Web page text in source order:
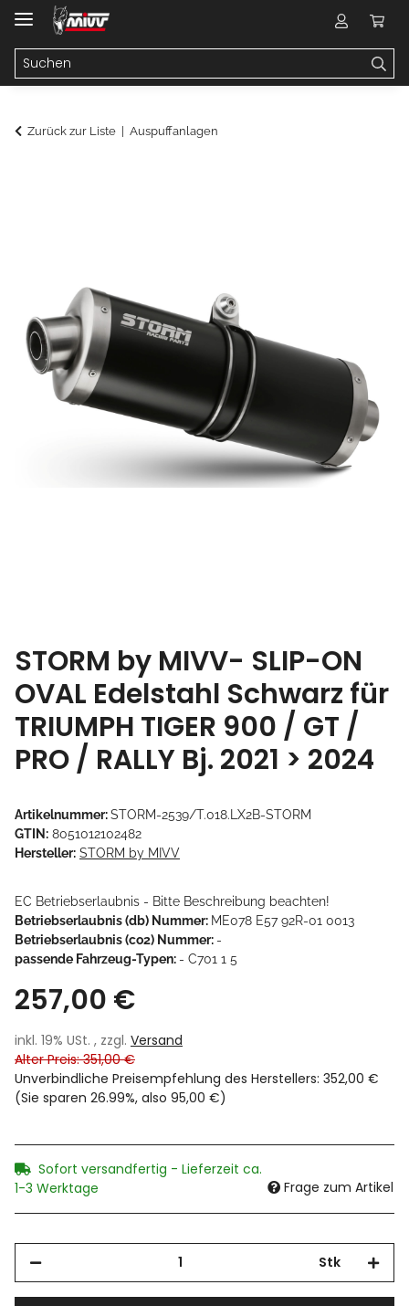
Zurück zur Liste Auspuffanlagen
STORM by MIVV- SLIP-ON
OVAL Edelstahl Schwarz für
TRIUMPH TIGER 900 / GT /
PRO / RALLY Bj. 2021 > 2024
Artikelnummer:STORM-2539/T.018.LX2B-STORM
GTIN: 8051012102482
Hersteller: STORM by MIVV
EC Betriebserlaubnis - Bitte Beschreibung beachten!
Betriebserlaubnis (db) Nummer: ME078 E57 92R-01 0013
Betriebserlaubnis (co2) Nummer: -
passende Fahrzeug-Typen: - C701 1 5
257,00 €
inkl. 19% USt. , zzgl. Versand
Alter Preis: 351,00 €
Unverbindliche Preisempfehlung des Herstellers: 352,00 €
(Sie sparen 26.99%, also 95,00 €)
Sofort versandfertig - Lieferzeit ca.
1-3 Werktage
Frage zum Artikel
Stk